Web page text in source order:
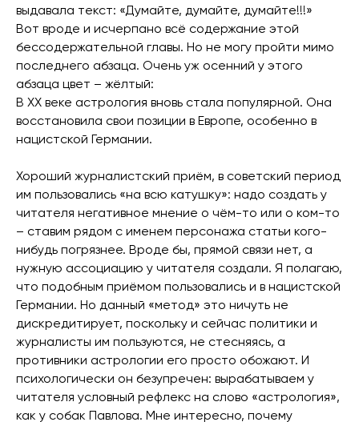
выдавала текст: «Думайте, думайте, думайте!!!»
Вот вроде и исчерпано всё содержание этой
бессодержательной главы. Но не могу пройти мимо
последнего абзаца. Очень уж осенний у этого
абзаца цвет – жёлтый:
В ХХ веке астрология вновь стала популярной. Она
восстановила свои позиции в Европе, особенно в
нацистской Германии.
Хороший журналистский приём, в советский период
им пользовались «на всю катушку»: надо создать у
читателя негативное мнение о чём-то или о ком-то
– ставим рядом с именем персонажа статьи кого-
нибудь погрязнее. Вроде бы, прямой связи нет, а
нужную ассоциацию у читателя создали. Я полагаю,
что подобным приёмом пользовались и в нацистской
Германии. Но данный «метод» это ничуть не
дискредитирует, поскольку и сейчас политики и
журналисты им пользуются, не стесняясь, а
противники астрологии его просто обожают. И
психологически он безупречен: вырабатываем у
читателя условный рефлекс на слово «астрология»,
как у собак Павлова. Мне интересно, почему